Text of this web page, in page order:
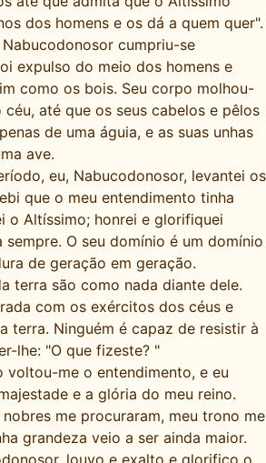
dos homens e os dá a quem quer".
cumpriu-se
expulso do meio dos homens e
como os bois. Seu corpo molhou-
até que os seus cabelos e pêlos
de uma águia, e as suas unhas
ave.
eu, Nabucodonosor, levantei os
que o meu entendimento tinha
o Altíssimo; honrei e glorifiquei
sempre. O seu domínio é um domínio
de geração em geração.
terra são como nada diante dele.
com os exércitos dos céus e
terra. Ninguém é capaz de resistir à
lhe: "O que fizeste? "
voltou-me o entendimento, e eu
e a glória do meu reino.
me procuraram, meu trono me
grandeza veio a ser ainda maior.
louvo e exalto e glorifico o